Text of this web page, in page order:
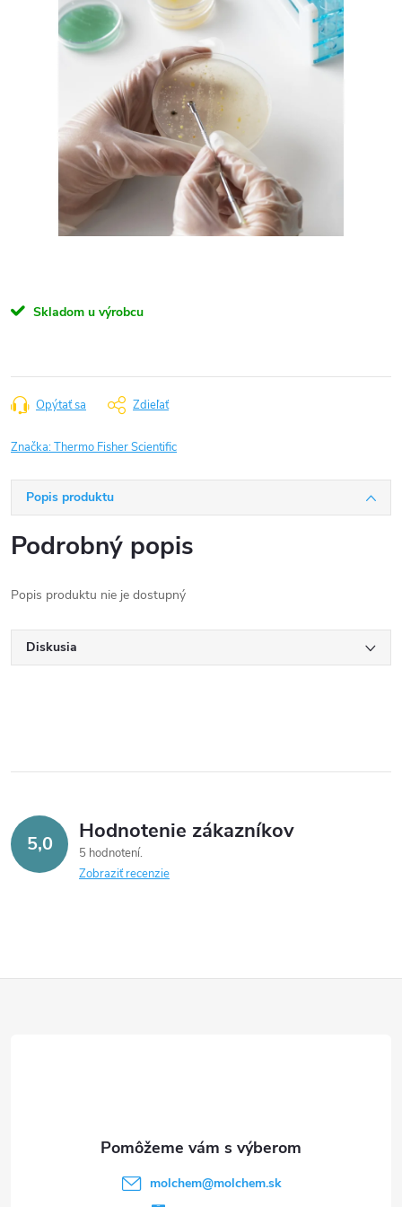
Skladom u výrobcu
Opýtať sa Zdieľať
Značka:Thermo Fisher Scientific
Popis produktu
Podrobný popis
Popis produktu nie je dostupný
Diskusia
5,0 Hodnotenie zákazníkov
5 hodnotení
Zobraziť recenzie
molchem@molchem.sk